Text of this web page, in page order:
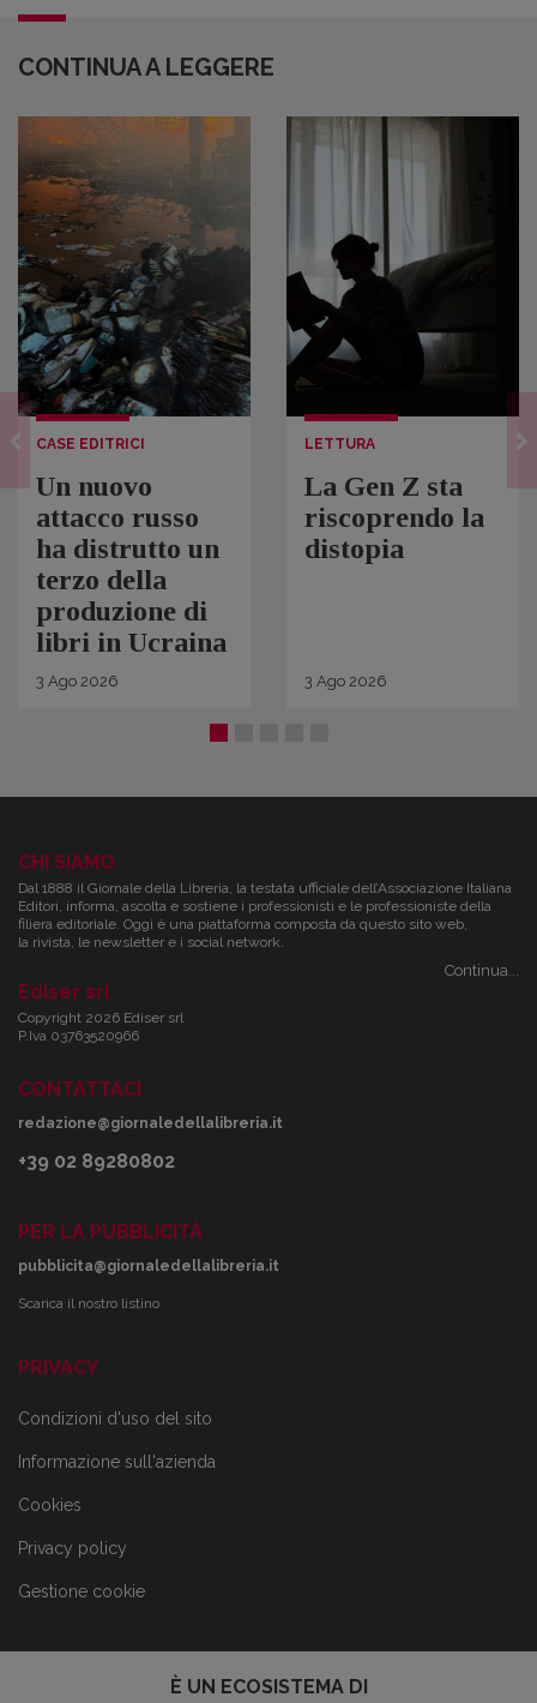
CONTINUA A LEGGERE
CASE EDITRICI
Un nuovo
attacco russo
ha distrutto un
terzo della
produzione di
libri in Ucraina
3 Ago 2026
LETTURA
La Gen Z sta
riscoprendo la
distopia
3 Ago 2026
CHI SIAMO
Dal 1888 il Giornale della Libreria, la testata ufficiale dell’Associazione Italiana
Editori, informa, ascolta e sostiene i professionisti e le professioniste della
filiera editoriale. Oggi è una piattaforma composta da questo sito web,
la rivista, le newsletter e i social network.
Continua...
Ediser srl
Copyright 2026 Ediser srl
P.Iva 03763520966
CONTATTACI
redazione@giornaledellalibreria.it
+39 02 89280802
PER LA PUBBLICITÀ
pubblicita@giornaledellalibreria.it
Scarica il nostro listino
PRIVACY
Condizioni d'uso del sito
Informazione sull'azienda
Cookies
Privacy policy
Gestione cookie
È UN ECOSISTEMA DI